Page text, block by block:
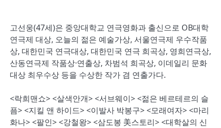
고선웅(47세)은 중앙대학교 연극영화과 출신으로 OB대학
연극제 대상, 오늘의 젊은 예술가상, 서울연극제 우수작품
상, 대한민국 연극대상, 대한민국 연극 희곡상, 영희연극상,
산동연극제 작품상·연출상, 차범석 희곡상, 이데일리 문화
대상 최우수상 등을 수상한 작가 겸 연출가다.
<락희맨쇼> <살색안개> <서브웨이> <젊은 베르테르의 슬
픔> <지킬 앤 하이드> <이발사 박봉구> <모래여자> <마리
화나> <팔인> <강철왕> <삼도봉 美스토리> <대학살의 신